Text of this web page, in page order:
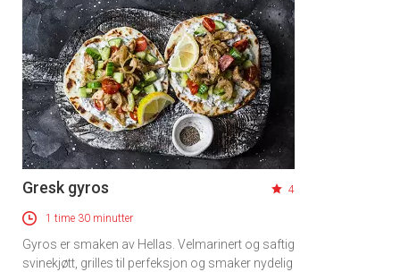
Gresk gyros 4
1 time 30 minutter
Gyros er smaken av Hellas. Velmarinert og saftig
svinekjøtt, grilles til perfeksjon og smaker nydelig